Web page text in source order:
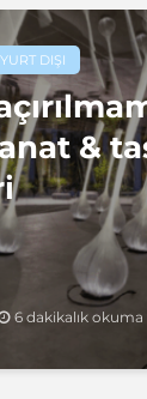
YURT DIŞI
&
6 dakikalık okuma